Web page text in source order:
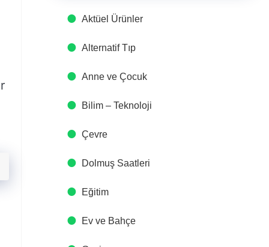
Aktüel Ürünler
Alternatif Tıp
Anne ve Çocuk
Bilim – Teknoloji
Çevre
Dolmuş Saatleri
Eğitim
Ev ve Bahçe